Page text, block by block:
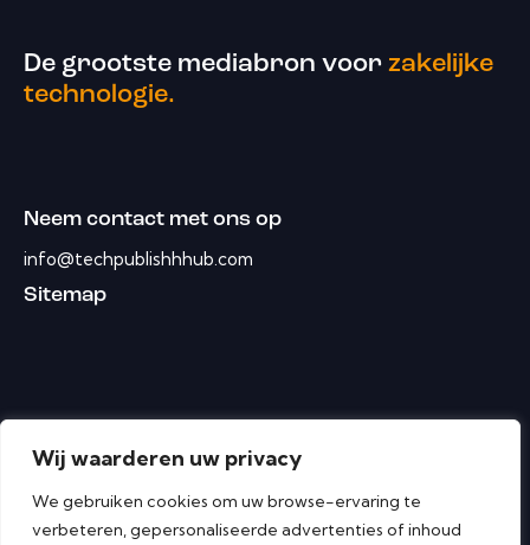
Wij waarderen uw privacy
We gebruiken cookies om uw browse-ervaring te
verbeteren, gepersonaliseerde advertenties of inhoud
De grootste mediabron voor zakelijke
technologie.
Neem contact met ons op
info@techpublishhhub.com
Sitemap